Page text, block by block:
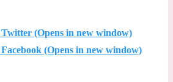
(Opens in new window)
(Opens in new window)